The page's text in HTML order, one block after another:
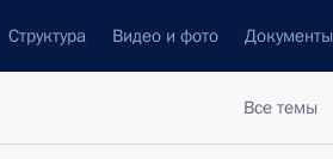
Структура Видео и фото Документы
Все темы